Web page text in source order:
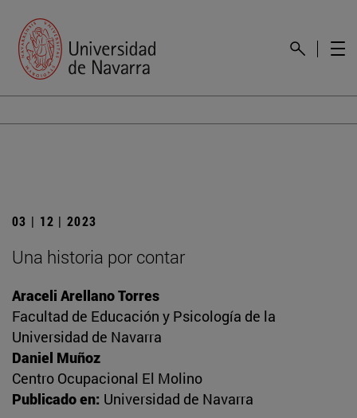
03 | 12 | 2023
Una historia por contar
Araceli Arellano Torres
Facultad de Educación y Psicología de la
Universidad de Navarra
Daniel Muñoz
Centro Ocupacional El Molino
Publicado en: Universidad de Navarra